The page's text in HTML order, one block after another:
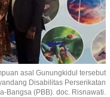
asal Gunungkidul tersebut
Disabilitas Perserikatan
Bangsa (PBB). doc. Risnawati.